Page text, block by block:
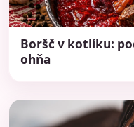
Boršč v kotlíku:
ohňa